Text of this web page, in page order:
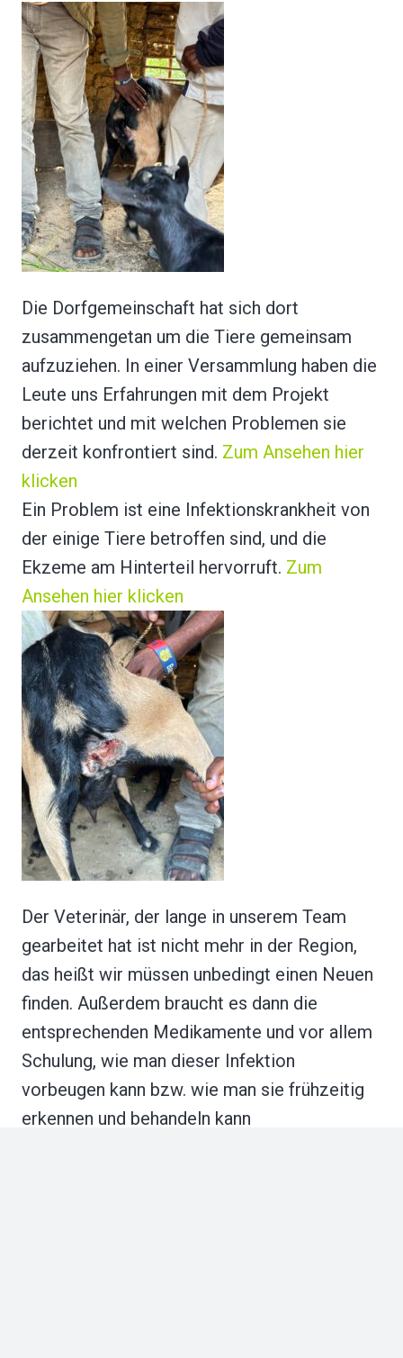
Die Dorfgemeinschaft hat sich dort
zusammengetan um die Tiere gemeinsam
aufzuziehen. In einer Versammlung haben die
Leute uns Erfahrungen mit dem Projekt
berichtet und mit welchen Problemen sie
derzeit konfrontiert sind. Zum Ansehen hier
klicken
Ein Problem ist eine Infektionskrankheit von
der einige Tiere betroffen sind, und die
Ekzeme am Hinterteil hervorruft. Zum
Ansehen hier klicken
Der Veterinär, der lange in unserem Team
gearbeitet hat ist nicht mehr in der Region,
das heißt wir müssen unbedingt einen Neuen
finden. Außerdem braucht es dann die
entsprechenden Medikamente und vor allem
Schulung, wie man dieser Infektion
vorbeugen kann bzw. wie man sie frühzeitig
erkennen und behandeln kann